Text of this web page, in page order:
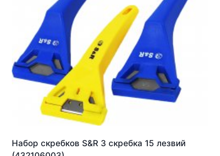
Набор скребков S&R 3 скребка 15 лезвий